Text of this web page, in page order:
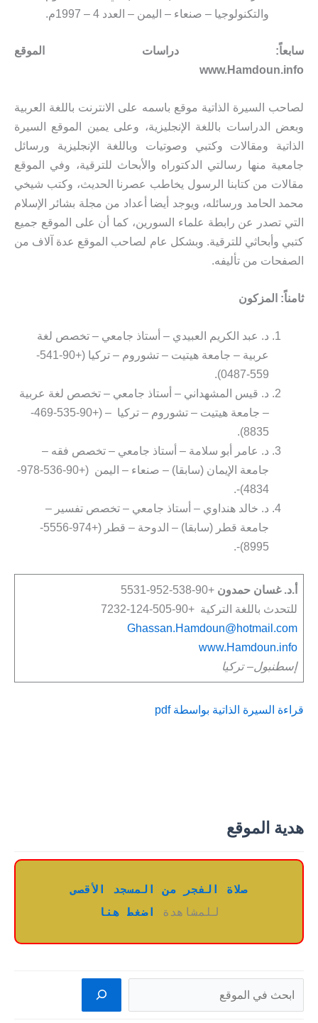
هدية الموقع
صلاة الفجر من المسجد الأقصى
للمشاهدة
اضغط هنا
البحث
والتكنولوجيا – صنعاء – اليمن – العدد 4 – 1997م.
سابعاً: دراسات الموقع
www.Hamdoun.info
لصاحب السيرة الذاتية موقع باسمه على الانترنت باللغة العربية
وبعض الدراسات باللغة الإنجليزية، وعلى يمين الموقع السيرة
الذاتية ومقالات وكتبي وصوتيات وباللغة الإنجليزية ورسائل
جامعية منها رسالتي الدكتوراه والأبحاث للترقية، وفي الموقع
مقالات من كتابنا الرسول يخاطب عصرنا الحديث، وكتب شيخي
محمد الحامد ورسائله، ويوجد أيضا أعداد من مجلة بشائر الإسلام
التي تصدر عن رابطة علماء السورين، كما أن على الموقع جميع
كتبي وأبحاثي للترقية. وبشكل عام لصاحب الموقع عدة آلاف من
الصفحات من تأليفه.
ثامناً: المزكون
د. عبد الكريم العبيدي – أستاذ جامعي – تخصص لغة
عربية – جامعة هيتيت – تشوروم – تركيا (+90-541-
559-0487).
د. قيس المشهداني – أستاذ جامعي – تخصص لغة عربية
– جامعة هيتيت – تشوروم – تركيا – (+90-535-469-
8835).
د. عامر أبو سلامة – أستاذ جامعي – تخصص فقه –
جامعة الإيمان (سابقا) – صنعاء – اليمن (+90-536-978-
4834)-.
د. خالد هنداوي – أستاذ جامعي – تخصص تفسير –
جامعة قطر (سابقا) – الدوحة – قطر (+974-5556-
8995)-.
أ.د. غسان حمدون +90-538-952-5531
للتحدث باللغة التركية +90-505-124-7232
Ghassan.Hamdoun@hotmail.com
www.Hamdoun.info
إسطنبول– تركيا
قراءة السيرة الذاتية بواسطةpdf